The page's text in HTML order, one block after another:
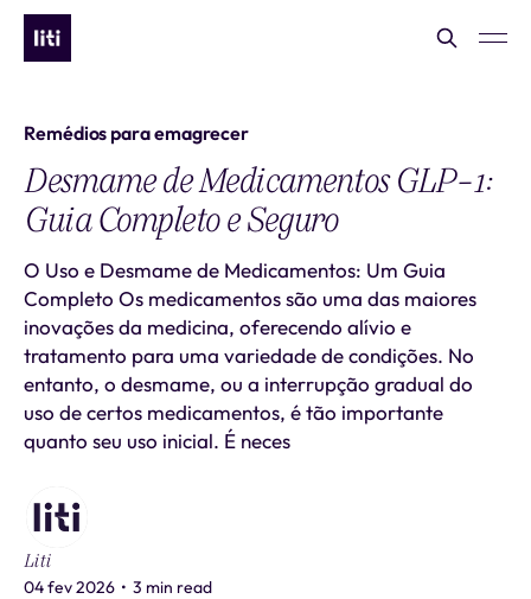
Remédios para emagrecer
Desmame de Medicamentos GLP-1:
Guia Completo e Seguro
O Uso e Desmame de Medicamentos: Um Guia
Completo Os medicamentos são uma das maiores
inovações da medicina, oferecendo alívio e
tratamento para uma variedade de condições. No
entanto, o desmame, ou a interrupção gradual do
uso de certos medicamentos, é tão importante
quanto seu uso inicial. É neces
Liti
04 fev 2026 • 3 min read